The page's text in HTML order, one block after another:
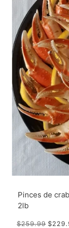
Pinces de
2lb
$259.99